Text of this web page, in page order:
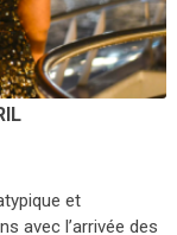
et
avec l’arrivée des